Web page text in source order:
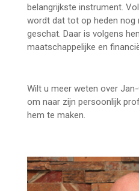
belangrijkste instrument.
wordt dat tot op heden nog
geschat. Daar is volgens
maatschappelijke en
Wilt u meer weten over
om naar zijn persoonlijk
hem te maken.